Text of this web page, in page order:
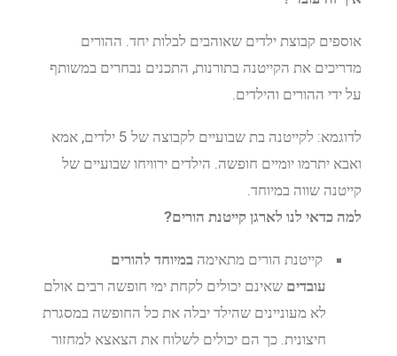
אוספים קבוצת ילדים שאוהבים לבלות יחד. ההורים
מדריכים את הקייטנה בתורנות, התכנים נבחרים במשותף
על ידי ההורים והילדים.
לדוגמא: לקייטנה בת שבועיים לקבוצה של 5 ילדים, אמא
ואבא יתרמו יומיים חופשה. הילדים ירוויחו שבועיים של
קייטנה שווה במיוחד.
למה כדאי לנו לארגן קייטנת הורים?
קייטנת הורים מתאימה במיוחד להורים
עובדים שאינם יכולים לקחת ימי חופשה רבים אולם
לא מעוניינים שהילד יבלה את כל החופשה במסגרת
חיצונית. כך הם יכולים לשלוח את הצאצא למחזור